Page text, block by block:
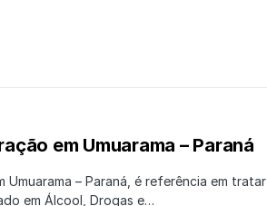
em Umuarama – Paraná
Umuarama – Paraná, é referência em tratar
em Álcool, Drogas e…